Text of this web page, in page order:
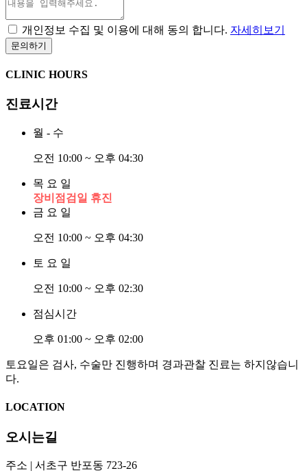
개인정보 수집 및 이용에 대해 동의 합니다. 자세히보기
CLINIC HOURS
진료시간
월 - 수
오전 10:00 ~ 오후 04:30
목 요 일
장비점검일 휴진
금 요 일
오전 10:00 ~ 오후 04:30
토 요 일
오전 10:00 ~ 오후 02:30
점심시간
오후 01:00 ~ 오후 02:00
토요일은 검사, 수술만 진행하며 경과관찰 진료는 하지않습니
다.
LOCATION
오시는길
주소 | 서초구 반포동 723-26